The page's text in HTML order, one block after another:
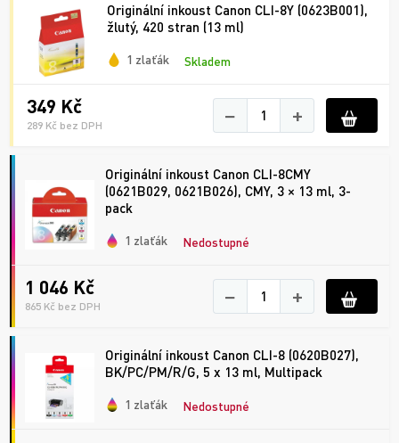
Originální inkoust Canon CLI-8Y (0623B001),
žlutý, 420 stran (13 ml)
1 zlaťák Skladem
349 Kč
289 Kč bez DPH − +
Originální inkoust Canon CLI-8CMY
(0621B029, 0621B026), CMY, 3 × 13 ml, 3-
pack
1 zlaťák Nedostupné
1 046 Kč
865 Kč bez DPH − +
Originální inkoust Canon CLI-8 (0620B027),
BK/PC/PM/R/G, 5 x 13 ml, Multipack
1 zlaťák Nedostupné